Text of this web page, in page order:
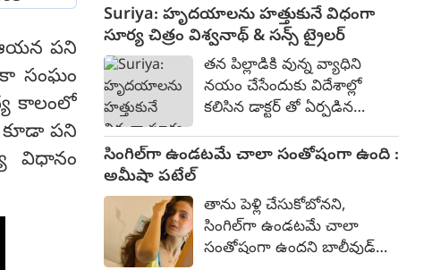
పని
సంఘం
కాలంలో
కూడా పని
విధానం
ఎంటర్టైనర్ "స్టువర్టుపురం
స్టూడెంట్స్." 80% షూటింగ్ పూర్తి
చేసుకున్న ఈ చిత్రం ప్రస్తుతం పోస్ట్
ప్రొడక్షన్ కార్యక్రమాలు
జరుపుకుంటుంది. కాగా ఈ చిత్ర
ట్రైలర్ ను ప్రముఖ దర్శకులు
వేణు ఉడుగుల లాంచ్ చేశారు.
ట్రైలర్ తో పాటు ఆయన
Suriya: హృదయాలను హత్తుకునే విధంగా
సూర్య చిత్రం విశ్వనాథ్ & సన్స్ ట్రైలర్
తన పిల్లాడికి వున్న వ్యాధిని
నయం చేసేందుకు విదేశాల్లో
కలిసిన డాక్టర్ తో ఏర్పడిన
దారితీసిందనే పాయింట్ తో
సన్స్ ట్రైలర్ విశదీకరిస్తుంది.
నేడేట్రైలర్ విడుదలైంది. తొలి
ఫ్రేమ్ నుంచే ఆహ్లాదకరమైన,
భావోద్వేగభరితమైన,
సింగిల్‌గా ఉండటమే చాలా సంతోషంగా ఉంది :
అమీషా పటేల్
తాను పెళ్లి చేసుకోబోనని,
సింగిల్‌గా ఉండటమే చాలా
సంతోషంగా ఉందని బాలీవుడ్